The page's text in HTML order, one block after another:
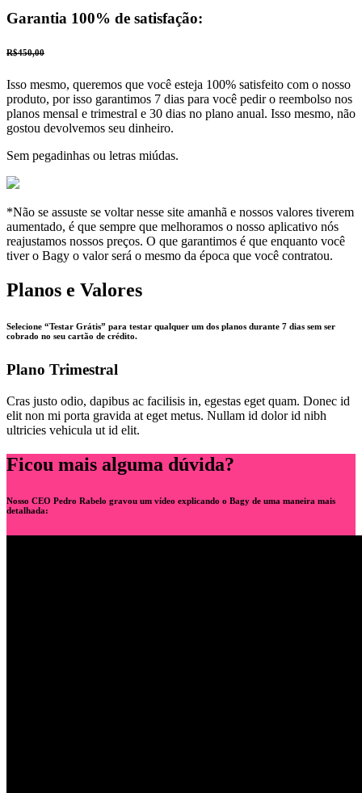
Garantia 100% de satisfação:
R$450,00
Isso mesmo, queremos que você esteja 100% satisfeito com o nosso
produto, por isso garantimos 7 dias para você pedir o reembolso nos
planos mensal e trimestral e 30 dias no plano anual. Isso mesmo, não
gostou devolvemos seu dinheiro.
Sem pegadinhas ou letras miúdas.
*Não se assuste se voltar nesse site amanhã e nossos valores tiverem
aumentado, é que sempre que melhoramos o nosso aplicativo nós
reajustamos nossos preços. O que garantimos é que enquanto você
tiver o Bagy o valor será o mesmo da época que você contratou.
Planos e Valores
Selecione “Testar Grátis” para testar qualquer um dos planos durante 7 dias sem ser
cobrado no seu cartão de crédito.
Plano Trimestral
Cras justo odio, dapibus ac facilisis in, egestas eget quam. Donec id
elit non mi porta gravida at eget metus. Nullam id dolor id nibh
ultricies vehicula ut id elit.
Ficou mais alguma dúvida?
Nosso CEO Pedro Rabelo gravou um vídeo explicando o Bagy de uma maneira mais
detalhada: